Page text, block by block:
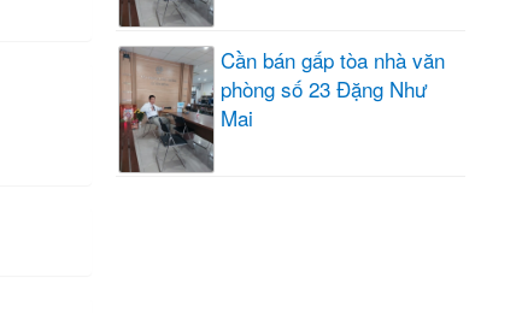
Cần bán gấp tòa nhà văn
phòng số 23 Đặng Như
Mai